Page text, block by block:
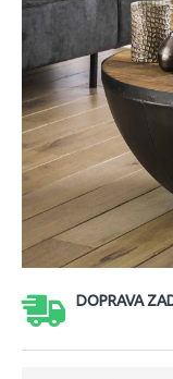
DOPRAVA